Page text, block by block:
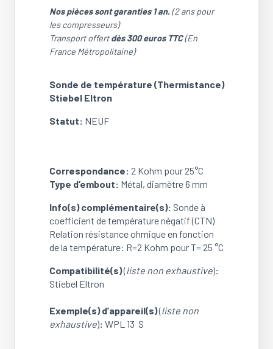
de
Sonde
de
température
(Thermistance)
Eltron
(NEUF)
Nos pièces sont garanties 1 an.(2 ans pour
les compresseurs)
Transport offertdès 300 euros TTC(En
France Métropolitaine)
Sonde de température (Thermistance)
Stiebel Eltron
Statut: NEUF
Correspondance: 2 Kohm pour 25°C
Type d’embout: Métal, diamètre 6 mm
Info(s) complémentaire(s): Sonde à
coefficient de température négatif (CTN)
Relation résistance ohmique en fonction
de la température: R=2 Kohm pour T= 25 °C
Compatibilité(s)(liste non exhaustive):
Stiebel Eltron
Exemple(s) d’appareil(s)(liste non
exhaustive): WPL 13 S